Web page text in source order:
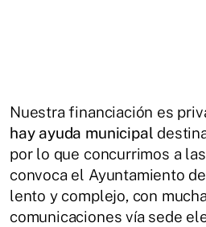
Nuestra financiación es
hay ayuda municipal
por lo que concurrimos a
convoca el Ayuntamiento
lento y complejo, con
comunicaciones vía sede